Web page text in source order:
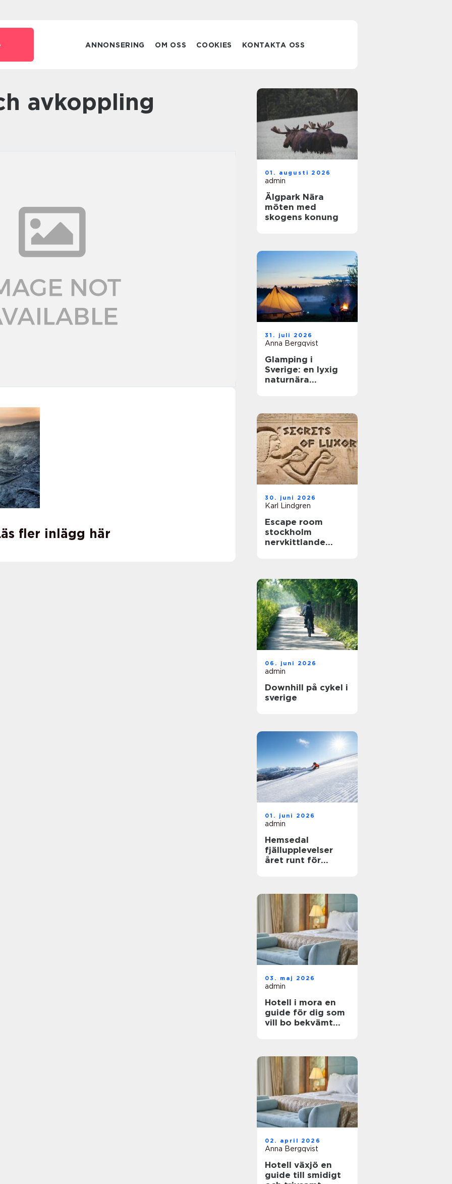
ANNONSERING OM OSS COOKIES KONTAKTA OSS
avkoppling
fler inlägg här
01. augusti 2026
admin
Älgpark Nära
möten med
skogens konung
31. juli 2026
Anna Bergqvist
Glamping i
Sverige: en lyxig
naturnära
30. juni 2026
Karl Lindgren
Escape room
stockholm
nervkittlande
06. juni 2026
admin
Downhill på cykel i
sverige
01. juni 2026
admin
Hemsedal
fjällupplevelser
året runt för
03. maj 2026
admin
Hotell i mora en
guide för dig som
vill bo bekvämt
02. april 2026
Anna Bergqvist
Hotell växjö en
guide till smidigt